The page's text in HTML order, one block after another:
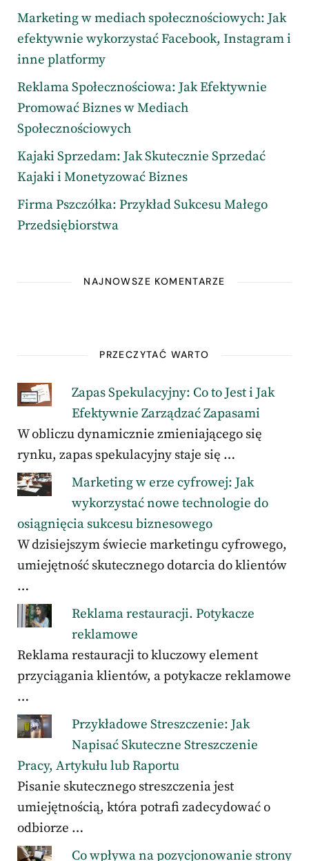
Marketing w mediach społecznościowych: Jak
efektywnie wykorzystać Facebook, Instagram i
inne platformy
Reklama Społecznościowa: Jak Efektywnie
Promować Biznes w Mediach
Społecznościowych
Kajaki Sprzedam: Jak Skutecznie Sprzedać
Kajaki i Monetyzować Biznes
Firma Pszczółka: Przykład Sukcesu Małego
Przedsiębiorstwa
NAJNOWSZE KOMENTARZE
PRZECZYTAĆ WARTO
Zapas Spekulacyjny: Co to Jest i Jak
Efektywnie Zarządzać Zapasami
W obliczu dynamicznie zmieniającego się
rynku, zapas spekulacyjny staje się …
Marketing w erze cyfrowej: Jak
wykorzystać nowe technologie do
osiągnięcia sukcesu biznesowego
W dzisiejszym świecie marketingu cyfrowego,
umiejętność skutecznego dotarcia do klientów
…
Reklama restauracji. Potykacze
reklamowe
Reklama restauracji to kluczowy element
przyciągania klientów, a potykacze reklamowe
…
Przykładowe Streszczenie: Jak
Napisać Skuteczne Streszczenie
Pracy, Artykułu lub Raportu
Pisanie skutecznego streszczenia jest
umiejętnością, która potrafi zadecydować o
odbiorze …
Co wpływa na pozycjonowanie strony